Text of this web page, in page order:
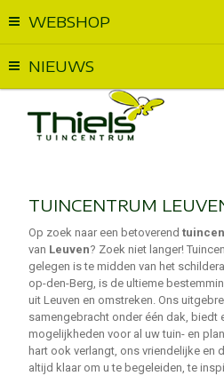
WEBSHOP
NIEUWS
TUINCENTRUM
Op zoek naar een betoverend
van Leuven? Zoek niet langer!
gelegen is te midden van het
op-den-Berg, is de ultieme
uit Leuven en omstreken. Ons
samengebracht onder één dak, biedt
mogelijkheden voor al uw tuin- en
hart ook verlangt, ons vriendelijke en
altijd klaar om u te begeleiden, te